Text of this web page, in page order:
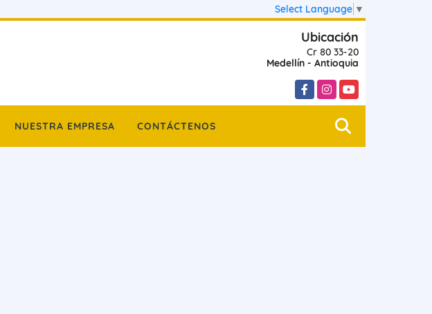
Select Language ▼
Ubicación
Cr 80 33-20
Medellín - Antioquia
FacebookInstagram
YouTube
NUESTRA EMPRESA CONTÁCTENOS